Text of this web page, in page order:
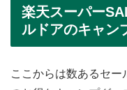
楽天スーパー
ルドアのキャン
ここからは数あるセ